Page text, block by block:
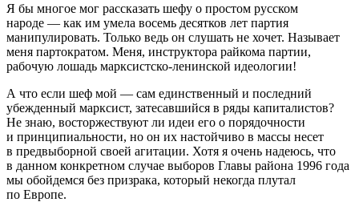
Я бы многое мог рассказать шефу о простом русском
народе — как им умела восемь десятков лет партия
манипулировать. Только ведь он слушать не хочет. Называет
меня партократом. Меня, инструктора райкома партии,
рабочую лошадь марксистско-ленинской идеологии!
А что если шеф мой — сам единственный и последний
убежденный марксист, затесавшийся в ряды капиталистов?
Не знаю, восторжествуют ли идеи его о порядочности
и принципиальности, но он их настойчиво в массы несет
в предвыборной своей агитации. Хотя я очень надеюсь, что
в данном конкретном случае выборов Главы района 1996 года
мы обойдемся без призрака, который некогда плутал
по Европе.